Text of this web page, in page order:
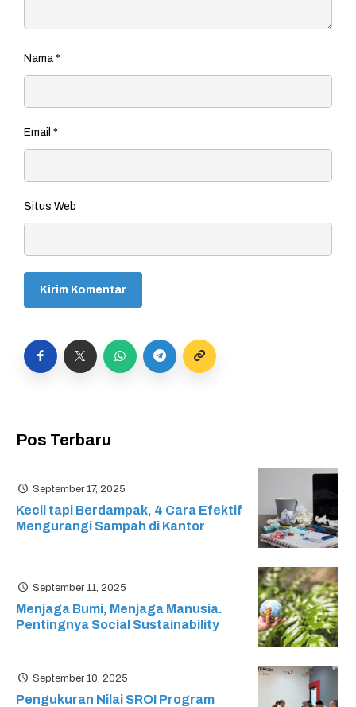
Nama *
Email *
Situs Web
Pos Terbaru
September 17, 2025
Kecil tapi Berdampak, 4 Cara Efektif
Mengurangi Sampah di Kantor
September 11, 2025
Menjaga Bumi, Menjaga Manusia.
Pentingnya Social Sustainability
September 10, 2025
Pengukuran Nilai SROI Program